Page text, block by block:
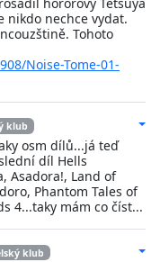
nikdo nechce vydat.
Tohoto
Noise-Tome-01-
klub
osm dílů...já teď
díl Hells
Asadora!, Land of
Phantom Tales of
4...taky mám co číst...
klub